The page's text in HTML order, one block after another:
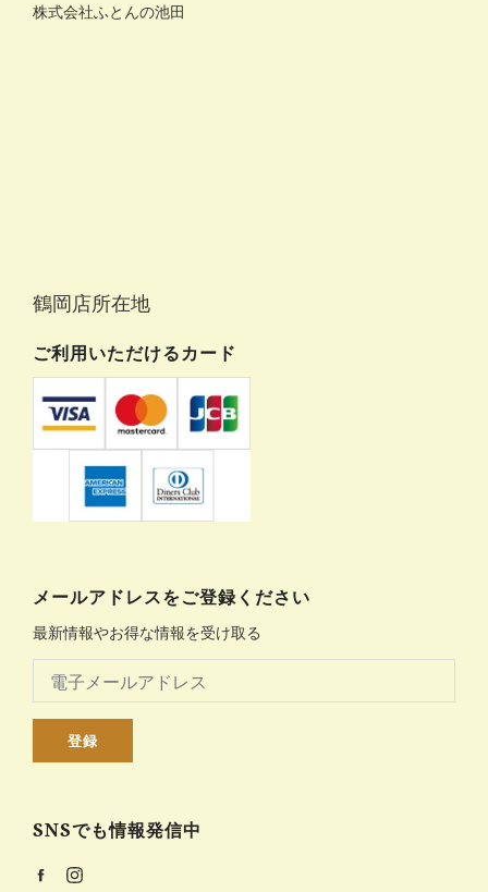
株式会社ふとんの池田
鶴岡店所在地
ご利用いただけるカード
メールアドレスをご登録ください
最新情報やお得な情報を受け取る
登録
SNSでも情報発信中
FacebookInstagram